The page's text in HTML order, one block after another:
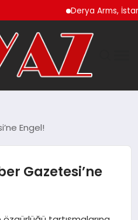
Derya Arms, İstanbul
Engel!
Gazetesi’ne